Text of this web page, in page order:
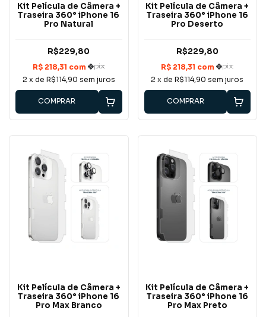
Kit Película de Câmera +
Traseira 360° iPhone 16
Pro Natural
R$229,80
2 x de R$114,90 sem juros
COMPRAR
Kit Película de Câmera +
Traseira 360° iPhone 16
Pro Deserto
R$229,80
2 x deR$114,90 sem juros
COMPRAR
Kit Película de Câmera +
Traseira 360° iPhone 16
Pro Max Branco
Kit Película de Câmera +
Traseira 360° iPhone 16
Pro Max Preto